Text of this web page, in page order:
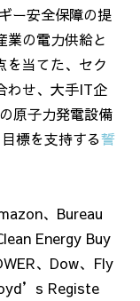
ー安全保障の提
業の電力供給と
を当てた、セク
わせ、大手IT企
原子力発電設備
標を支持する誓
、 Bureau
Energy Buy
、 Dow、 Fly
Registe